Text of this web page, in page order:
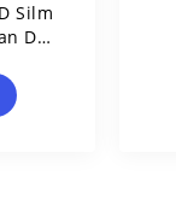
Silm
De